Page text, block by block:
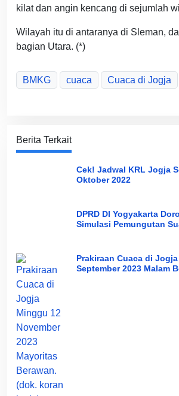
kilat dan angin kencang di sejumlah
Wilayah itu di antaranya di Sleman,
bagian Utara. (*)
BMKG cuaca Cuaca di Jogja
Berita Terkait
Cek! Jadwal KRL Jogja
Oktober 2022
DPRD DI Yogyakarta
Simulasi Pemungutan
Prakiraan Cuaca di
September 2023 Malam